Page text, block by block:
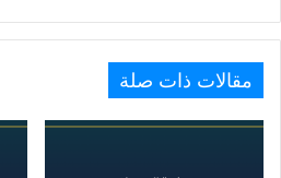
مقالات ذات صلة